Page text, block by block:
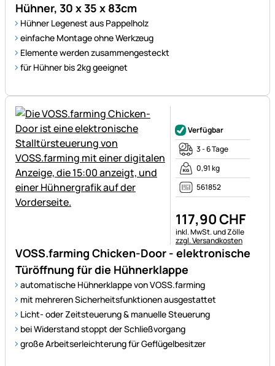
Hühner, 30 x 35 x 83cm
Hühner Legenest aus Pappelholz
einfache Montage ohne Werkzeug
Elemente werden zusammengesteckt
für Hühner bis 2kg geeignet
VOSS.farming Chicken-Door - elektronische
Türöffnung für die Hühnerklappe
automatische Hühnerklappe von VOSS.farming
mit mehreren Sicherheitsfunktionen ausgestattet
Licht- oder Zeitsteuerung & manuelle Steuerung
bei Widerstand stoppt der Schließvorgang
große Arbeitserleichterung für Geflügelbesitzer
Verfügbar
3 - 6 Tage
0,91 kg
561852
117,90CHF
Steuerhinweis:
inkl. MwSt. und Zölle
zzgl. Versandkosten